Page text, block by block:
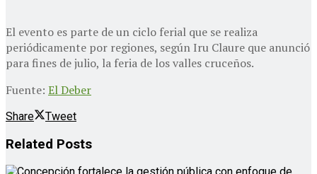
El evento es parte de un ciclo ferial que se realiza
periódicamente por regiones, según Iru Claure que anunció
para fines de julio, la feria de los valles cruceños.
Fuente: El Deber
Share Tweet
Related Posts